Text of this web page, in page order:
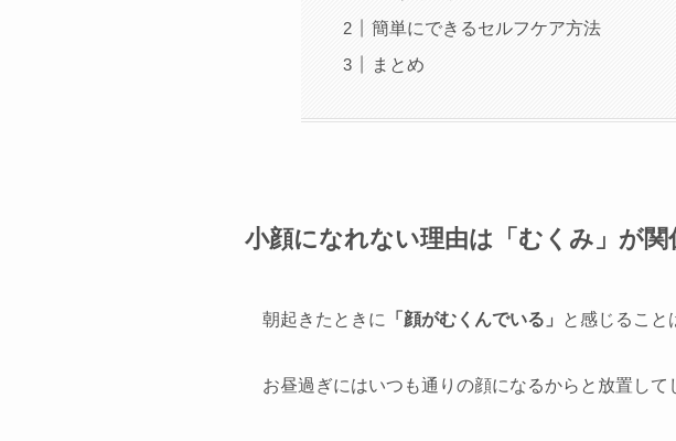
簡単にできるセルフケア方法
まとめ
小顔になれない理由は「むくみ」が関
朝起きたときに 「顔がむくんでいる」 と感じること
お昼過ぎにはいつも通りの顔になるからと放置して